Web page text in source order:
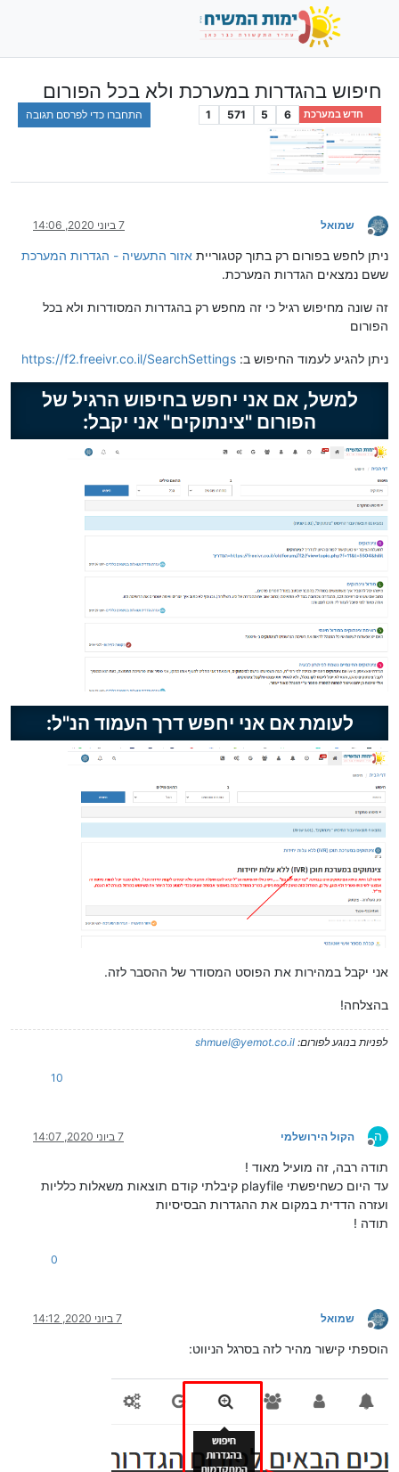
חיפוש בהגדרות במערכת ולא בכל הפורום
חדש במערכת 6
5
571
1 התחברו כדי לפרסם תגובה
מנותק
שמואל 7 ביוני 2020, 14:06
ניתן לחפש בפורום רק בתוך קטגוריית אזור התעשיה - הגדרות המערכת
ששם נמצאים הגדרות המערכת.
זה שונה מחיפוש רגיל כי זה מחפש רק בהגדרות המסודרות ולא בכל
הפורום
ניתן להגיע לעמוד החיפוש ב: https://f2.freeivr.co.il/SearchSettings
למשל, אם אני יחפש בחיפוש הרגיל של
הפורום "צינתוקים" אני יקבל:
לעומת אם אני יחפש דרך העמוד הנ"ל:
אני יקבל במהירות את הפוסט המסודר של ההסבר לזה.
בהצלחה!
לפניות בנוגע לפורום: shmuel@yemot.co.il
10
ה
מנותק
הקול הירושלמי 7 ביוני 2020, 14:07
תודה רבה, זה מועיל מאוד !
עד היום כשחיפשתי playfile קיבלתי קודם תוצאות משאלות כלליות
ועזרה הדדית במקום את ההגדרות הבסיסיות
תודה !
0
מנותק
שמואל 7 ביוני 2020, 14:12
הוספתי קישור מהיר לזה בסרגל הניווט: